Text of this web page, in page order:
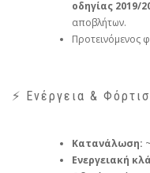
οδηγίας 2019/
αποβλήτων.
Προτεινόμενος
⚡ Ενέργεια &
Κατανάλωση:
Ενεργειακή